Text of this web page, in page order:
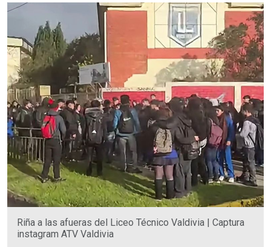
Riña a las afueras del Liceo Técnico Valdivia | Captura
instagram ATV Valdivia